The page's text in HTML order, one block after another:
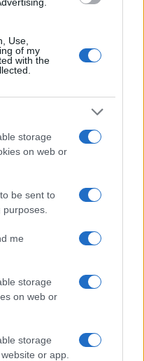
Use,
of my
with the
storage
on web or
be sent to
me
storage
on web or
storage
or app.
una notte al
e
predilige reportage
il biglietto di quella
svolta.